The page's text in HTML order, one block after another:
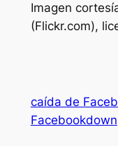
Imagen
(Flickr.com),
caída de
Facebookdown